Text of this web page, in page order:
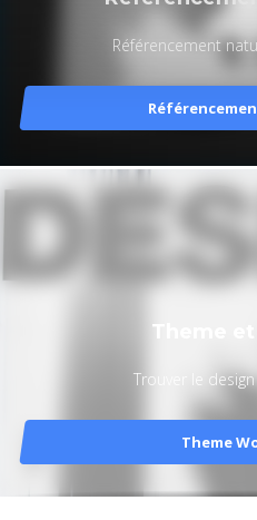
Référencement
Theme
Trouver le
Theme